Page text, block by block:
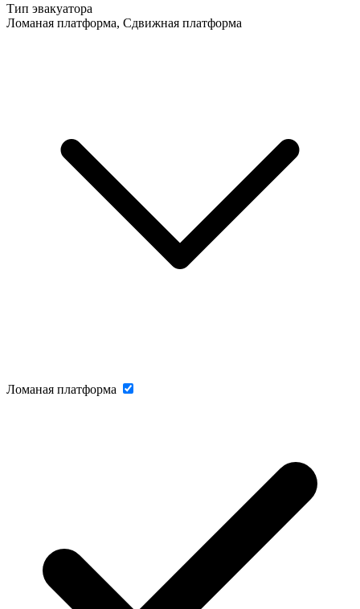
Тип эвакуатора
Ломаная платформа, Сдвижная платформа
Ломаная платформа